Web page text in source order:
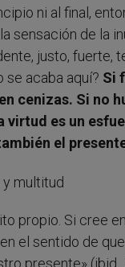
ni al final,
sensación de la
justo, fuerte,
se acaba aquí? Si
cenizas. Si no
es un
el
propio. Si cree
el sentido de
presente»